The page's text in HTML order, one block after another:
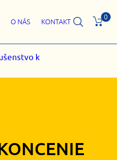
O NÁS KONTAKT
0
k